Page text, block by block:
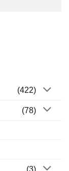
(422)
(78)
(3)